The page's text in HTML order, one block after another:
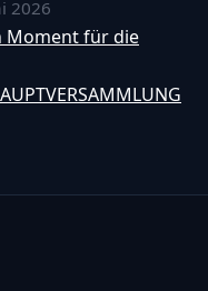
2026
Moment für die